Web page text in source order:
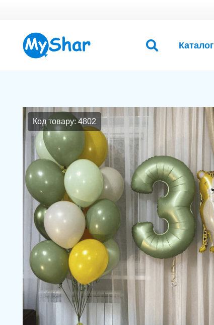
Каталог
Код товару: 4802